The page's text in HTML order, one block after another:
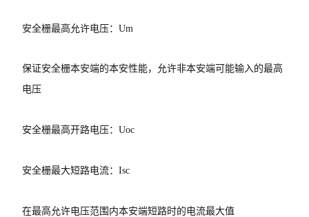
安全栅最高允许电压：Um
保证安全栅本安端的本安性能，允许非本安端可能输入的最高
电压
安全栅最高开路电压：Uoc
安全栅最大短路电流：Isc
在最高允许电压范围内本安端短路时的电流最大值